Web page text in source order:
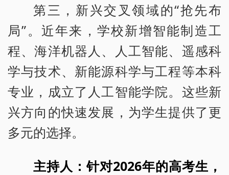
第三，新兴交叉领域的“抢先布
局”。近年来，学校新增智能制造工
程、海洋机器人、人工智能、遥感科
学与技术、新能源科学与工程等本科
专业，成立了人工智能学院。这些新
兴方向的快速发展，为学生提供了更
多元的选择。
主持人：针对2026年的高考生，